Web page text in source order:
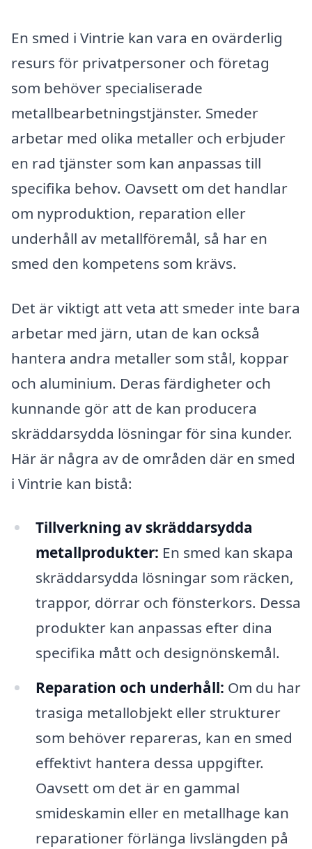
En smed i Vintrie kan vara en ovärderlig
resurs för privatpersoner och företag
som behöver specialiserade
metallbearbetningstjänster. Smeder
arbetar med olika metaller och erbjuder
en rad tjänster som kan anpassas till
specifika behov. Oavsett om det handlar
om nyproduktion, reparation eller
underhåll av metallföremål, så har en
smed den kompetens som krävs.
Det är viktigt att veta att smeder inte bara
arbetar med järn, utan de kan också
hantera andra metaller som stål, koppar
och aluminium. Deras färdigheter och
kunnande gör att de kan producera
skräddarsydda lösningar för sina kunder.
Här är några av de områden där en smed
i Vintrie kan bistå:
Tillverkning av skräddarsydda
metallprodukter: En smed kan skapa
skräddarsydda lösningar som räcken,
trappor, dörrar och fönsterkors. Dessa
produkter kan anpassas efter dina
specifika mått och designönskemål.
Reparation och underhåll: Om du har
trasiga metallobjekt eller strukturer
som behöver repareras, kan en smed
effektivt hantera dessa uppgifter.
Oavsett om det är en gammal
smideskamin eller en metallhage kan
reparationer förlänga livslängden på